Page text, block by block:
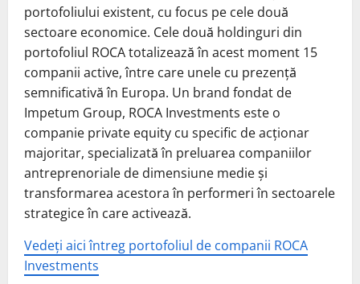
portofoliului existent, cu focus pe cele două
sectoare economice. Cele două holdinguri din
portofoliul ROCA totalizează în acest moment 15
companii active, între care unele cu prezență
semnificativă în Europa. Un brand fondat de
Impetum Group, ROCA Investments este o
companie private equity cu specific de acționar
majoritar, specializată în preluarea companiilor
antreprenoriale de dimensiune medie și
transformarea acestora în performeri în sectoarele
strategice în care activează.
Vedeți aici întreg portofoliul de companii ROCA
Investments